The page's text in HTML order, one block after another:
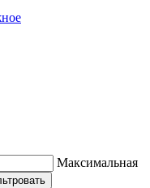
Максимальная